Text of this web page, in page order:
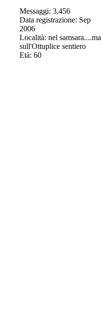
Messaggi: 3,456
Data registrazione: Sep
2006
Località: nel samsara....ma
sull'Ottuplice sentiero
Età: 60